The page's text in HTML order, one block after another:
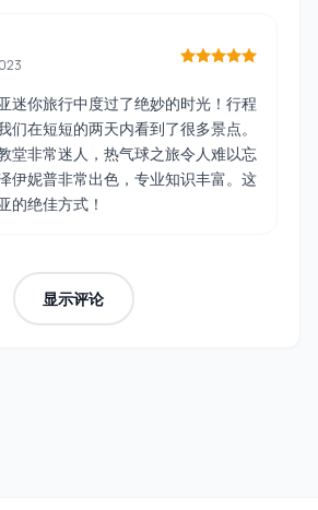
迷你旅行中度过了绝妙的时光！行程
们在短短的两天内看到了很多景点。
堂非常迷人，热气球之旅令人难以忘
伊妮普非常出色，专业知识丰富。这
的绝佳方式！
显示评论